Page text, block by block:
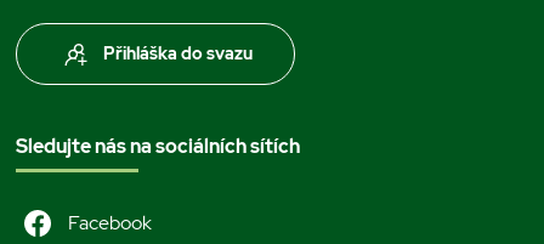
Přihláška do svazu
Sledujte nás na sociálních sítích
Facebook